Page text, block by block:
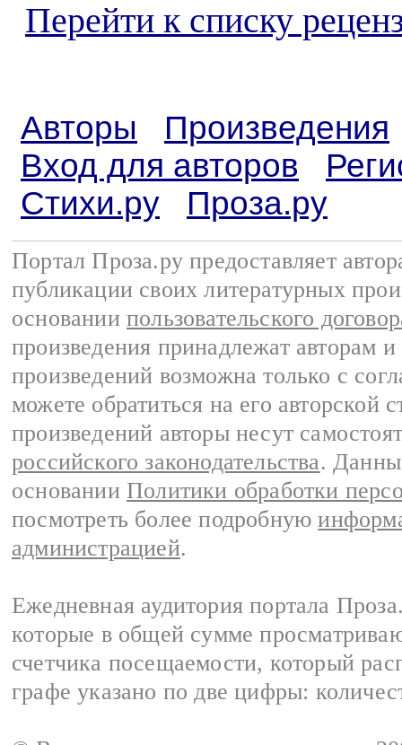
Перейти к списку
Авторы
Произведения
Вход для авторов
Стихи.ру
Проза.ру
Портал Проза.ру предоставляет
публикации своих литературных
основании пользовательского
произведения принадлежат авторам
произведений возможна только с
можете обратиться на его авторской
произведений авторы несут
российского законодательства.
основании Политики обработки
посмотреть более подробную
администрацией.
Ежедневная аудитория портала
которые в общей сумме
счетчика посещаемости, который
графе указано по две цифры: